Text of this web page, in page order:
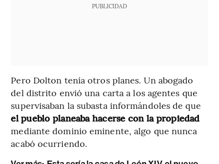
PUBLICIDAD
Pero Dolton tenía otros planes. Un abogado
del distrito envió una carta a los agentes que
supervisaban la subasta informándoles de que
el pueblo planeaba hacerse con la propiedad
mediante dominio eminente, algo que nunca
acabó ocurriendo.